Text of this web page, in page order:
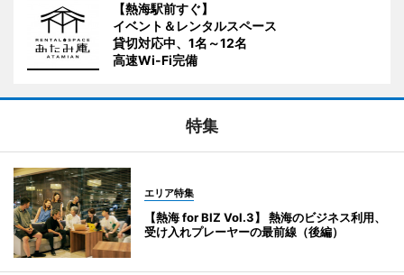
【熱海駅前すぐ】
イベント＆レンタルスペース
貸切対応中、1名～12名
高速Wi-Fi完備
特集
エリア特集
【熱海 for BIZ Vol.3】 熱海のビジネス利用、
受け入れプレーヤーの最前線（後編）